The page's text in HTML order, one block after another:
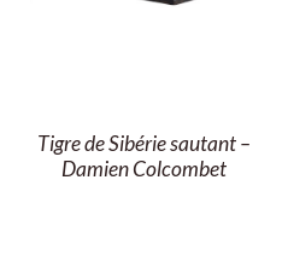
Tigre de Sibérie sautant –
Damien Colcombet